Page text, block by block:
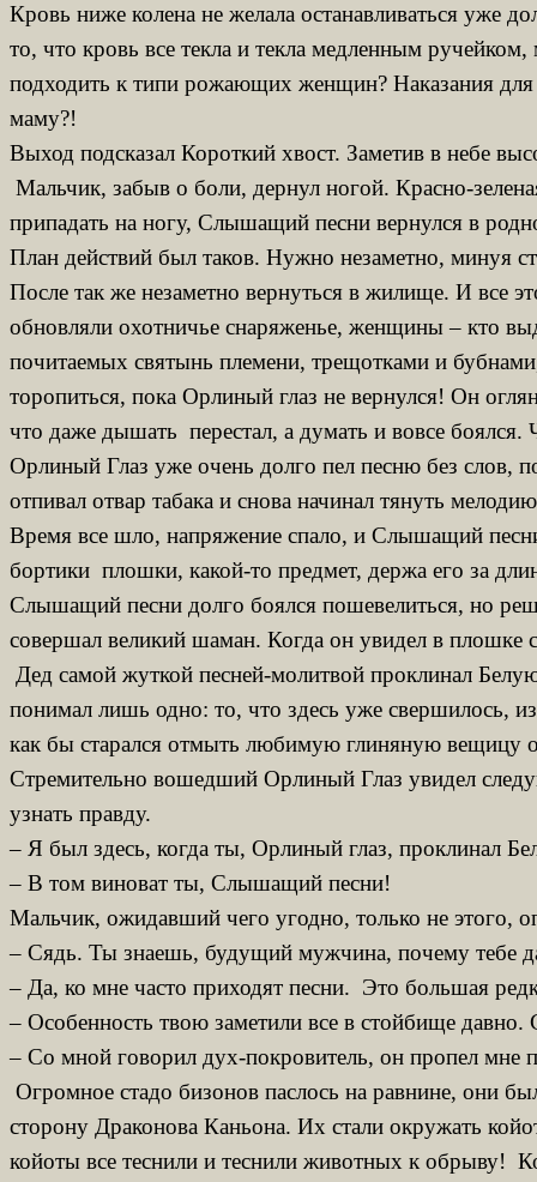
Кровь ниже колена не желала останавливаться уже
то, что кровь все текла и текла медленным
подходить к типи рожающих женщин? Наказания
маму?!
Выход подсказал Короткий хвост. Заметив в небе
Мальчик, забыв о боли, дернул ногой. Красно-
припадать на ногу, Слышащий песни вернулся в
План действий был таков. Нужно незаметно, минуя
После так же незаметно вернуться в жилище. И все
обновляли охотничье снаряженье, женщины – кто
почитаемых святынь племени, трещотками и
торопиться, пока Орлиный глаз не вернулся! Он
что даже дышать перестал, а думать и вовсе
Орлиный Глаз уже очень долго пел песню без слов,
отпивал отвар табака и снова начинал тянуть
Время все шло, напряжение спало, и Слышащий
бортики плошки, какой-то предмет, держа его за
Слышащий песни долго боялся пошевелиться, но
совершал великий шаман. Когда он увидел в плошке
Дед самой жуткой песней-молитвой проклинал
понимал лишь одно: то, что здесь уже свершилось,
как бы старался отмыть любимую глиняную вещицу
Стремительно вошедший Орлиный Глаз увидел
узнать правду.
– Я был здесь, когда ты, Орлиный глаз, проклинал
– В том виноват ты, Слышащий песни!
Мальчик, ожидавший чего угодно, только не этого,
– Сядь. Ты знаешь, будущий мужчина, почему тебе
– Да, ко мне часто приходят песни. Это большая
– Особенность твою заметили все в стойбище
– Со мной говорил дух-покровитель, он пропел мне
Огромное стадо бизонов паслось на равнине, они
сторону Драконова Каньона. Их стали окружать
койоты все теснили и теснили животных к обрыву!